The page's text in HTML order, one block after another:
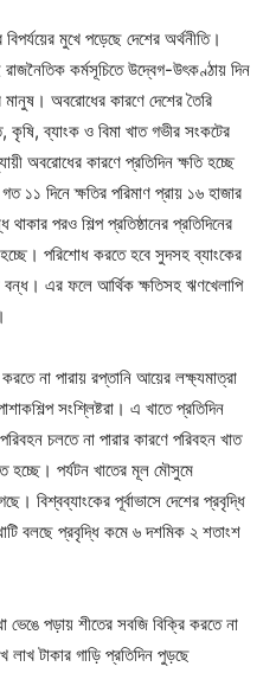
মুখে পড়েছে দেশের অর্থনীতি।
কর্মসূচিতে উদ্বেগ-উৎকণ্ঠায় দিন
অবরোধের কারণে দেশের তৈরি
কৃষি, ব্যাংক ও বিমা খাত গভীর সংকটের
অবরোধের কারণে প্রতিদিন ক্ষতি হচ্ছে
১১ দিনে ক্ষতির পরিমাণ প্রায় ১৬ হাজার
পরও শিল্প প্রতিষ্ঠানের প্রতিদিনের
পরিশোধ করতে হবে সুদসহ ব্যাংকের
এর ফলে আর্থিক ক্ষতিসহ ঋণখেলাপি
না পারায় রপ্তানি আয়ের লক্ষ্যমাত্রা
সংশ্লিষ্টরা। এ খাতে প্রতিদিন
চলতে না পারার কারণে পরিবহন খাত
হচ্ছে। পর্যটন খাতের মূল মৌসুমে
বিশ্বব্যাংকের পূর্বাভাসে দেশের প্রবৃদ্ধি
বলছে প্রবৃদ্ধি কমে ৬ দশমিক ২ শতাংশ
পড়ায় শীতের সবজি বিক্রি করতে না
টাকার গাড়ি প্রতিদিন পুড়ছে